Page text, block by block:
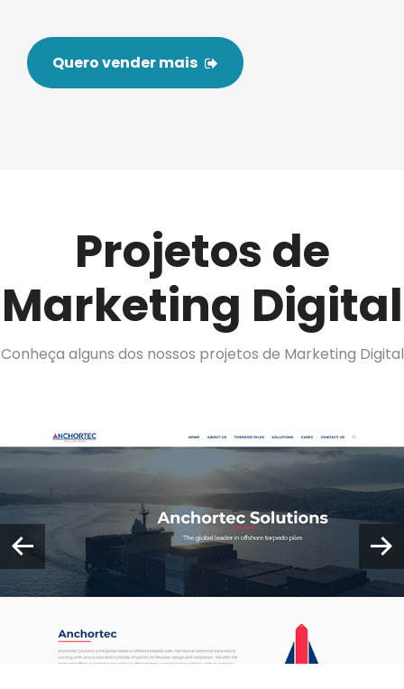
Quero vender mais
Projetos de
Marketing Digital
Conheça alguns dos nossos projetos de Marketing Digital